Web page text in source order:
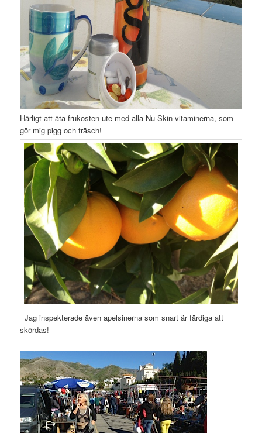
Härligt att äta frukosten ute med alla Nu Skin-vitaminerna, som
gör mig pigg och fräsch!
Jag inspekterade även apelsinerna som snart är färdiga att
skördas!